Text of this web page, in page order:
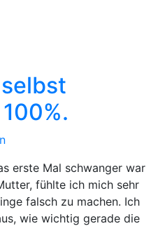
erste Mal schwanger war
fühlte ich mich sehr
falsch zu machen. Ich
wie wichtig gerade die